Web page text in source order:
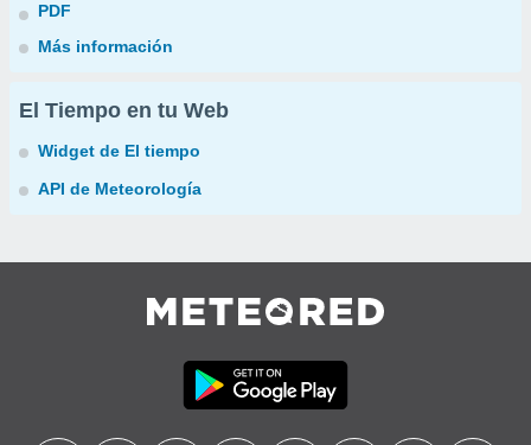
PDF
Más información
El Tiempo en tu Web
Widget de El tiempo
API de Meteorología